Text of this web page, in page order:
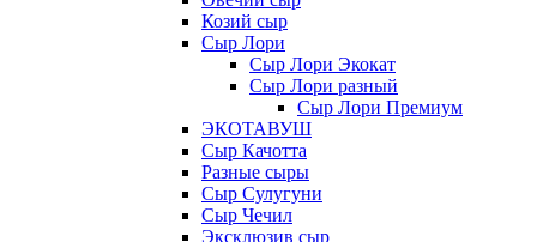
Козий сыр
Сыр Лори
Сыр Лори Экокат
Сыр Лори разный
Сыр Лори Премиум
ЭКОТАВУШ
Сыр Качотта
Разные сыры
Сыр Сулугуни
Сыр Чечил
Эксклюзив сыр